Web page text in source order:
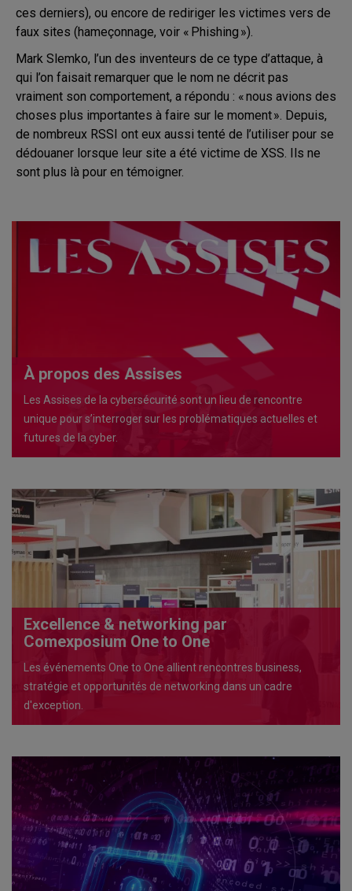
ces derniers), ou encore de rediriger les victimes vers de
faux sites (hameçonnage, voir « Phishing »).
Mark Slemko, l’un des inventeurs de ce type d’attaque, à
qui l’on faisait remarquer que le nom ne décrit pas
vraiment son comportement, a répondu : « nous avions des
choses plus importantes à faire sur le moment ». Depuis,
de nombreux RSSI ont eux aussi tenté de l’utiliser pour se
dédouaner lorsque leur site a été victime de XSS. Ils ne
sont plus là pour en témoigner.
À propos des Assises
Les Assises de la cybersécurité sont un lieu de rencontre
unique pour s’interroger sur les problématiques actuelles et
futures de la cyber.
Excellence & networking par
Comexposium One to One
Les événements One to One allient rencontres business,
stratégie et opportunités de networking dans un cadre
d'exception.